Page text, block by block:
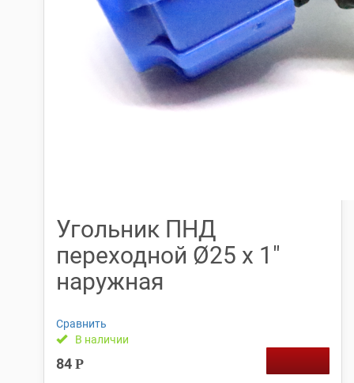
Угольник ПНД
переходной Ø25 х 1″
наружная
Сравнить
В наличии
84 Р